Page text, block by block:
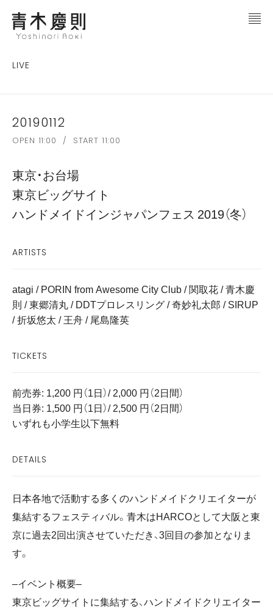
LIVE
20190112
OPEN 11:00 / START 11:00
東京・お台場
東京ビッグサイト
ハンドメイドインジャパンフェス 2019（冬）
ARTISTS
atagi / PORIN from Awesome City Club / 関取花 / 青木慶
則 / 東郷清丸 / DDTプロレスリング / 奇妙礼太郎 / SIRUP
/ 折坂悠太 / 王舟 / 尾島隆英
TICKETS
前売券: 1,200 円（1日）/ 2,000 円（2日間）
当日券: 1,500 円（1日）/ 2,500 円（2日間）
いずれも小学生以下無料
DETAILS
日本各地で活動する多くのハンドメイドクリエイターが
集結するフェスティバル。青木はHARCOとして大阪と東
京に過去2回出演させていただき、3回目の参加となりま
す。
–イベント概要–
東京ビッグサイトに集結する、ハンドメイドクリエイター